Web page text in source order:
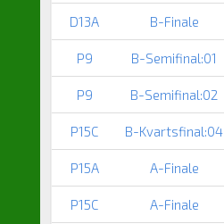
D13A B-Finale
P9 B-Semifinal:01
P9 B-Semifinal:02
P15C B-Kvartsfinal:04
P15A A-Finale
P15C A-Finale